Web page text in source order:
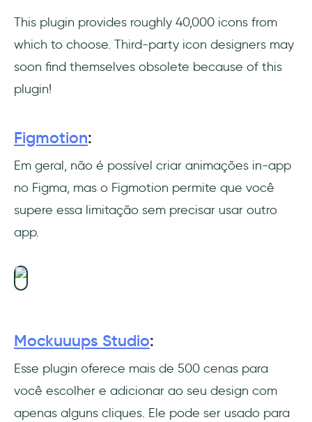
This plugin provides roughly 40,000 icons from
which to choose. Third-party icon designers may
soon find themselves obsolete because of this
plugin!
Figmotion:
Em geral, não é possível criar animações in-app
no Figma, mas o Figmotion permite que você
supere essa limitação sem precisar usar outro
app.
Mockuuups Studio:
Esse plugin oferece mais de 500 cenas para
você escolher e adicionar ao seu design com
apenas alguns cliques. Ele pode ser usado para